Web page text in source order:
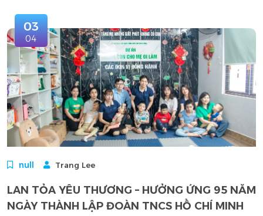
03
04
null Trang Lee
LAN TỎA YÊU THƯƠNG – HƯỞNG ỨNG 95 NĂM
NGÀY THÀNH LẬP ĐOÀN TNCS HỒ CHÍ MINH